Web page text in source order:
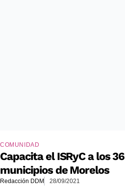
COMUNIDAD
Capacita el ISRyC a los 36
municipios de Morelos
Redacción DDM 28/09/2021